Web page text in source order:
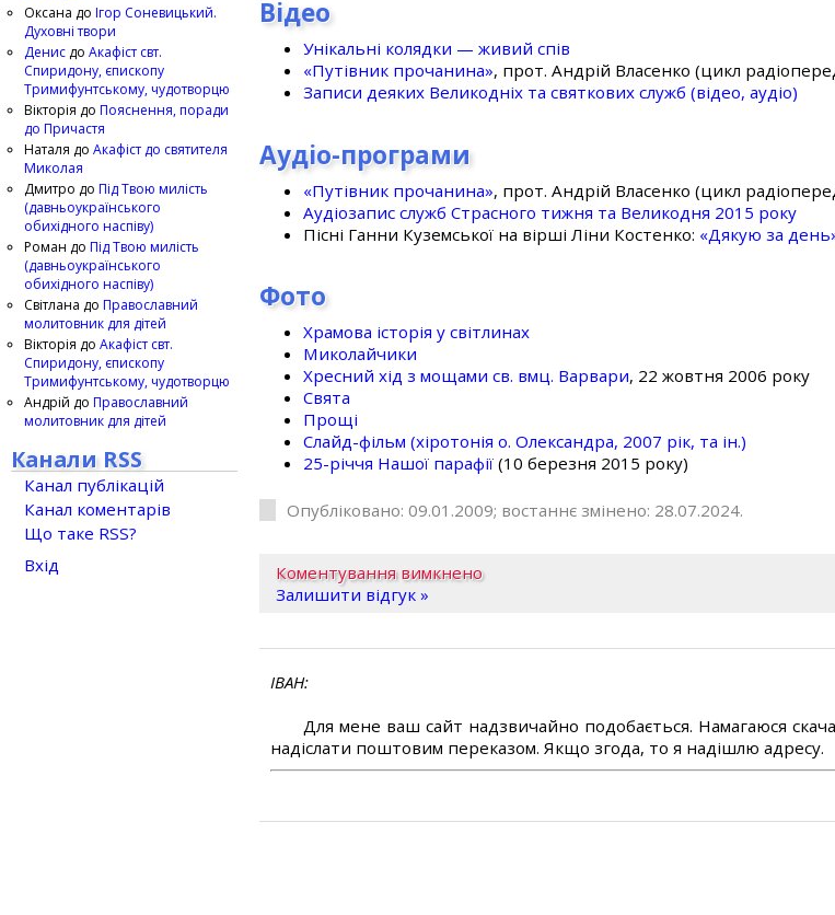
Відео
Унікальні колядки — живий спів
«Путівник прочанина», прот. Андрій Власенко (цикл
Записи деяких Великодніх та святкових служб (відео, аудіо)
Аудіо-програми
«Путівник прочанина», прот. Андрій Власенко (цикл
Аудіозапис служб Страсного тижня та Великодня 2015 року
Пісні Ганни Куземської на вірші Ліни Костенко: «Дякую за
Фото
Храмова історія у світлинах
Миколайчики
Хресний хід з мощами св. вмц. Варвари, 22 жовтня 2006 року
Свята
Прощі
Слайд-фільм (хіротонія о. Олександра, 2007 рік, та ін.)
25-рiччя Нашої парафiї (10 березня 2015 року)
Опубліковано: 09.01.2009; востаннє змінено: 28.07.2024.
Коментування вимкнено
Залишити відгук »
ІВАН
Для мене ваш сайт надзвичайно подобається. Намагаюся
надіслати поштовим переказом. Якщо згода, то я надішлю адресу.
Оксана до Ігор Соневицький.
Духовні твори
Денис до Акафіст свт.
Спиридону, єпископу
Тримифунтському, чудотворцю
Вікторія до Пояснення, поради
до Причастя
Наталя до Акафіст до святителя
Миколая
Дмитро до Під Твою милість
(давньоукраїнського
обихідного наспіву)
Роман до Під Твою милість
(давньоукраїнського
обихідного наспіву)
Світлана до Православний
молитовник для дітей
Вікторія до Акафіст свт.
Спиридону, єпископу
Тримифунтському, чудотворцю
Андрій до Православний
молитовник для дітей
Канали RSS
Канал публікацій
Канал коментарів
Що таке RSS?
Вхід